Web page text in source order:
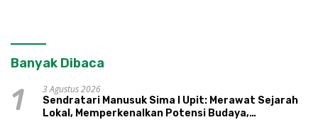
Banyak Dibaca
1
3 Agustus 2026
Sendratari Manusuk Sima I Upit: Merawat Sejarah
Lokal, Memperkenalkan Potensi Budaya,